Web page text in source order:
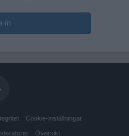
in
Cookie-inställningar
Översikt